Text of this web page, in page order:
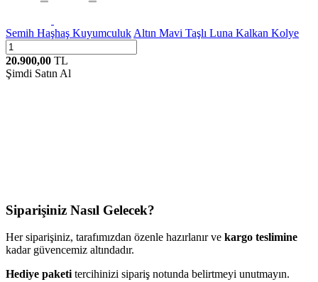
Semih Haşhaş Kuyumculuk Altın Mavi Taşlı Luna Kalkan Kolye
20.900,00 TL
Şimdi Satın Al
Siparişiniz Nasıl Gelecek?
Her siparişiniz, tarafımızdan özenle hazırlanır ve kargo teslimine
kadar güvencemiz altındadır.
Hediye paketi tercihinizi sipariş notunda belirtmeyi unutmayın.